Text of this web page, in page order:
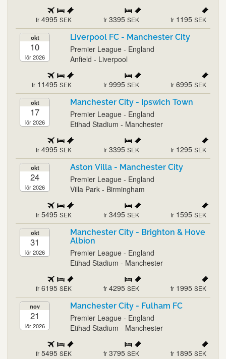
fr 4995 SEK fr 3395 SEK fr 1195 SEK
okt
10
lör 2026
Liverpool FC - Manchester City
Premier League - England
Anfield - Liverpool
fr 11495 SEK fr 9995 SEK fr 6995 SEK
okt
17
lör 2026
Manchester City - Ipswich Town
Premier League - England
Etihad Stadium - Manchester
fr 4995 SEK fr 3395 SEK fr 1295 SEK
okt
24
lör 2026
Aston Villa - Manchester City
Premier League - England
Villa Park - Birmingham
fr 5495 SEK fr 3495 SEK fr 1595 SEK
okt
31
lör 2026
Manchester City - Brighton & Hove
Albion
Premier League - England
Etihad Stadium - Manchester
fr 6195 SEK fr 4295 SEK fr 1995 SEK
nov
21
lör 2026
Manchester City - Fulham FC
Premier League - England
Etihad Stadium - Manchester
fr 5495 SEK fr 3795 SEK fr 1895 SEK